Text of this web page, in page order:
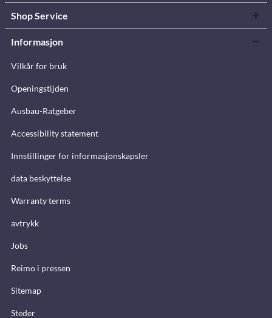
Shop Service
Informasjon
Vilkår for bruk
Openingstijden
Ausbau-Ratgeber
Accessibility statement
Innstillinger for informasjonskapsler
data beskyttelse
Warranty terms
avtrykk
Jobs
Reimo i pressen
Sitemap
Steder